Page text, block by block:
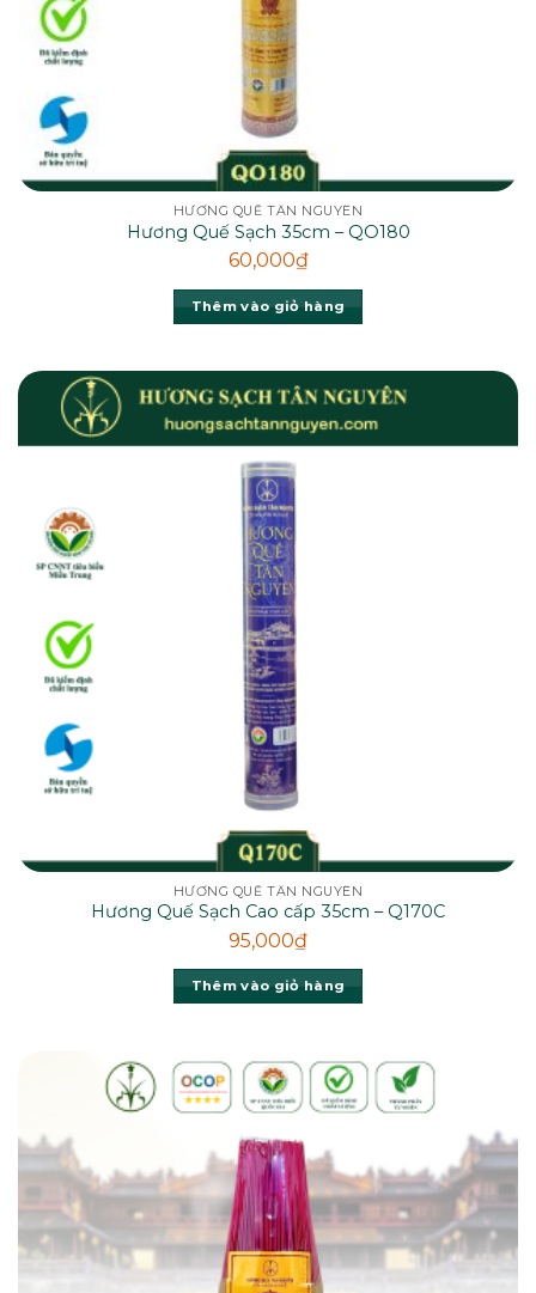
HƯƠNG QUẾ TÂN NGUYÊN
Hương Quế Sạch 35cm – QO180
60,000₫
Thêm vào giỏ hàng
HƯƠNG QUẾ TÂN NGUYÊN
Hương Quế Sạch Cao cấp 35cm – Q170C
95,000₫
Thêm vào giỏ hàng